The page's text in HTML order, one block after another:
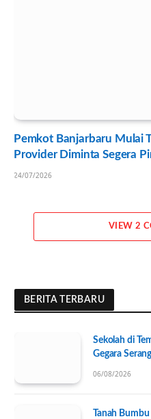
Pemkot Banjarbaru Mulai
Provider Diminta Segera
24/07/2026
VIEW 2
BERITA TERBARU
Sekolah di
Gegara
06/08/2026
Tanah Bumbu